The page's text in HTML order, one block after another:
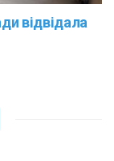
відвідала